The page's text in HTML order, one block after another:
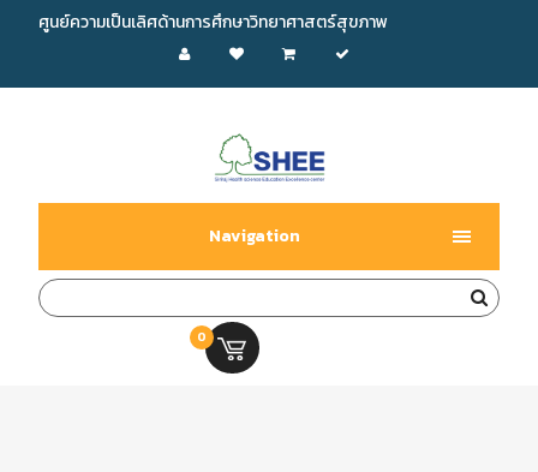
ศูนย์ความเป็นเลิศด้านการศึกษาวิทยาศาสตร์สุขภาพ
Navigation
0